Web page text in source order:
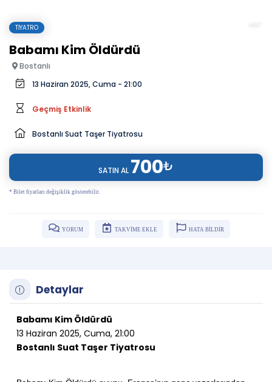
TIYATRO
Babamı Kim Öldürdü
Bostanlı
13 Haziran 2025, Cuma - 21:00
Geçmiş Etkinlik
Bostanlı Suat Taşer Tiyatrosu
SATIN AL 700₺
* Bilet fiyatları değişiklik gösterebilir.
YORUM TAKVİME EKLE HATA BİLDİR
Detaylar
Babamı Kim Öldürdü
13 Haziran 2025, Cuma, 21:00
Bostanlı Suat Taşer Tiyatrosu